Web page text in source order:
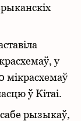
у
мікрасхемаў
ў Кітаі.
рызыкаў,